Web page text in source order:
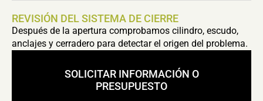
REVISIÓN DEL SISTEMA DE CIERRE
Después de la apertura comprobamos cilindro, escudo,
anclajes y cerradero para detectar el origen del problema.
SOLICITAR INFORMACIÓN O
PRESUPUESTO